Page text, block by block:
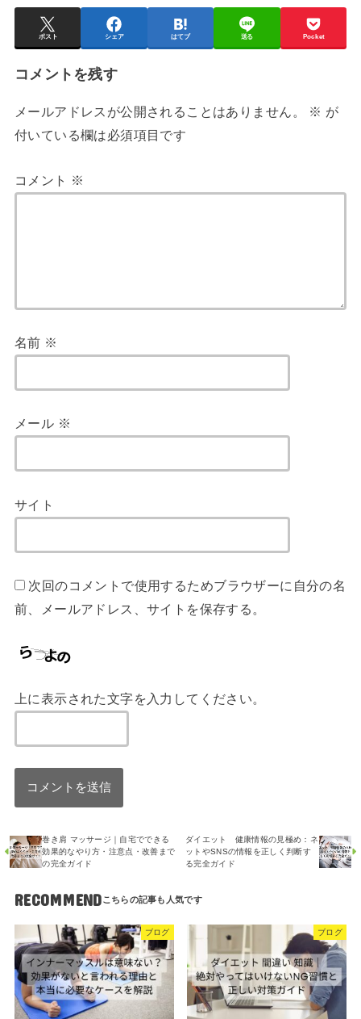
ポスト シェア はてブ 送る Pocket
コメントを残す
メールアドレスが公開されることはありません。 ※ が
付いている欄は必須項目です
コメント ※
名前 ※
メール ※
サイト
次回のコメントで使用するためブラウザーに自分の名
前、メールアドレス、サイトを保存する。
上に表示された文字を入力してください。
巻き肩 マッサージ｜自宅でできる
効果的なやり方・注意点・改善まで
の完全ガイド
ダイエット 健康情報の見極め：ネ
ットやSNSの情報を正しく判断す
る完全ガイド
RECOMMEND
ブログ ブログ